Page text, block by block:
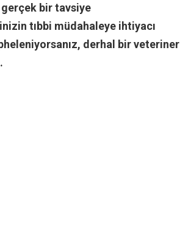
gerçek bir tavsiye
tıbbi müdahaleye ihtiyacı
derhal bir veteriner